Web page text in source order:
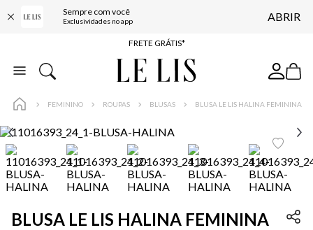
Sempre com você
Exclusividades no app ABRIR
ENTREGA EXPRESSA*
FRETE GRÁTIS*
BAIXE O APP
FEMININO ROUPAS BLUSAS BLUSA LE LIS HALINA FEMININA
BLUSA LE LIS HALINA FEMININA